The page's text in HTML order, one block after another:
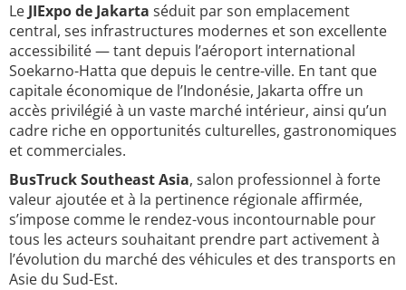
Le JIExpo de Jakarta séduit par son emplacement
central, ses infrastructures modernes et son excellente
accessibilité — tant depuis l’aéroport international
Soekarno-Hatta que depuis le centre-ville. En tant que
capitale économique de l’Indonésie, Jakarta offre un
accès privilégié à un vaste marché intérieur, ainsi qu’un
cadre riche en opportunités culturelles, gastronomiques
et commerciales.
BusTruck Southeast Asia, salon professionnel à forte
valeur ajoutée et à la pertinence régionale affirmée,
s’impose comme le rendez-vous incontournable pour
tous les acteurs souhaitant prendre part activement à
l’évolution du marché des véhicules et des transports en
Asie du Sud-Est.